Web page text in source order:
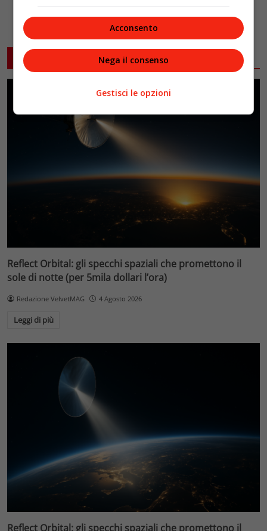
ARTICOLI CORRELATI
Reflect Orbital: gli specchi spaziali che promettono il
sole di notte (per 5mila dollari l’ora)
Redazione VelvetMAG 4 Agosto 2026
Leggi di più
Reflect Orbital: gli specchi spaziali che promettono il
Acconsento
Nega il consenso
Gestisci le opzioni